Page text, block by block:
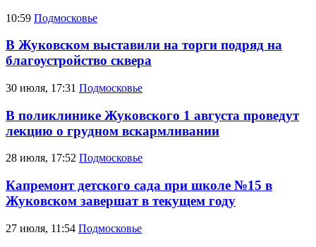
10:59 Подмосковье
В Жуковском выставили на торги подряд на
благоустройство сквера
30 июля, 17:31 Подмосковье
В поликлинике Жуковского 1 августа проведут
лекцию о грудном вскармливании
28 июля, 17:52 Подмосковье
Капремонт детского сада при школе №15 в
Жуковском завершат в текущем году
27 июля, 11:54 Подмосковье